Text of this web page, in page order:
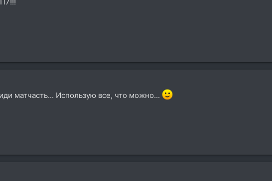
матчасть... Использую все, что можно...